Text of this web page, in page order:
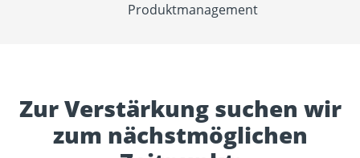
Produktmanagement
Zur Verstärkung suchen wir
zum nächstmöglichen